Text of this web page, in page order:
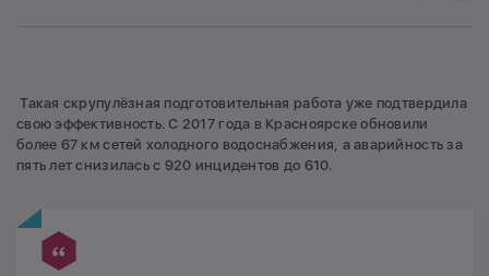
Такая скрупулёзная подготовительная работа уже подтвердила
свою эффективность. С 2017 года в Красноярске обновили
более 67 км сетей холодного водоснабжения, а аварийность за
пять лет снизилась с 920 инцидентов до 610.